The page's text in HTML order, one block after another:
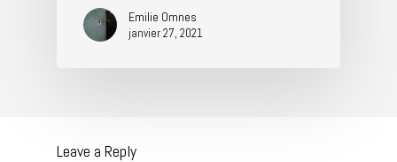
Emilie Omnes
janvier 27, 2021
Leave a Reply